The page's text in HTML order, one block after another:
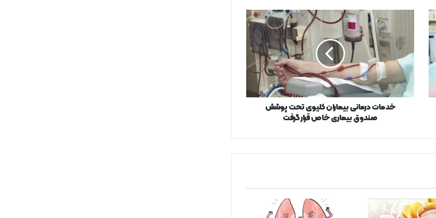
ت
د
ا
ی
ن
ک
ل
خدمات درمانی بیماران کلیوی تحت پوشش
صندوق بیماری خاص قرار گرفت